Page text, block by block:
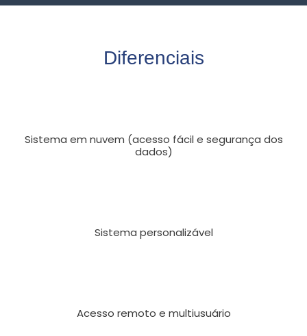
Diferenciais
Sistema em nuvem (acesso fácil e segurança dos
dados)
Sistema personalizável
Acesso remoto e multiusuário